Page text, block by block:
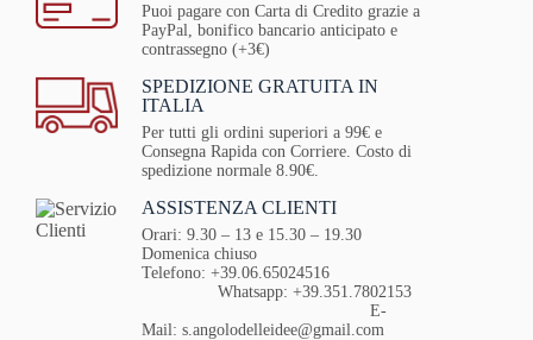
Puoi pagare con Carta di Credito grazie a
PayPal, bonifico bancario anticipato e
contrassegno (+3€)
SPEDIZIONE GRATUITA IN
ITALIA
Per tutti gli ordini superiori a 99€ e
Consegna Rapida con Corriere. Costo di
spedizione normale 8.90€.
ASSISTENZA CLIENTI
Orari: 9.30 – 13 e 15.30 – 19.30
Domenica chiuso
Telefono: +39.06.65024516
Whatsapp: +39.351.7802153
E-
Mail: s.angolodelleidee@gmail.com